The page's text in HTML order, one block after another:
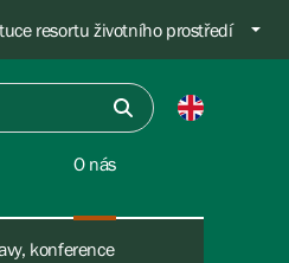
resortu životního prostředí
O nás
konference